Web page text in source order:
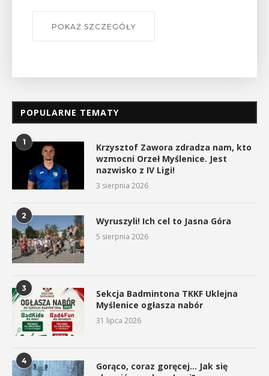
POKAŻ SZCZEGÓŁY
POPULARNE TEMATY
1
Krzysztof Zawora zdradza nam, kto
wzmocni Orzeł Myślenice. Jest
nazwisko z IV Ligi!
3 sierpnia 2026
2 Wyruszyli! Ich cel to Jasna Góra
5 sierpnia 2026
3
Sekcja Badmintona TKKF Uklejna
Myślenice ogłasza nabór
31 lipca 2026
4
Gorąco, coraz goręcej… Jak się